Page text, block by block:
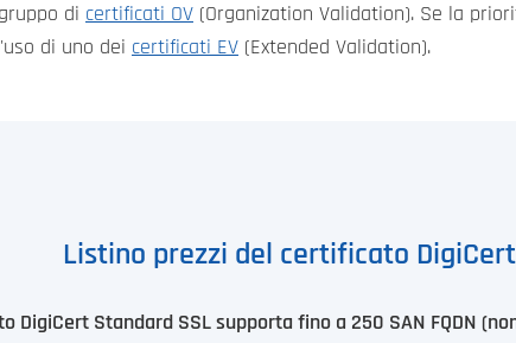
di certificati OV (Organization Validation). Se la
di uno dei certificati EV (Extended Validation).
Listino prezzi del certificato
DigiCert Standard SSL supporta fino a 250 SAN FQDN